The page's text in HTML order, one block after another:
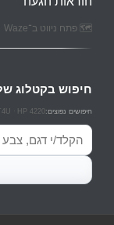
🗺️ פתח ניווט ב־Waze
חיפוש בקטלוג
חיפושים נפוצים:HP 4220
חיפוש מוצרים